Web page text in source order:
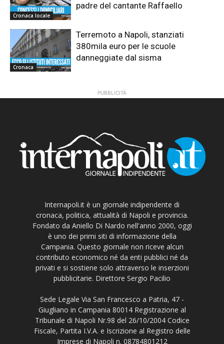
Cronaca locale
padre del cantante Raffaello
Cronaca
Terremoto a Napoli, stanziati
380mila euro per le scuole
danneggiate dal sisma
PUBBLICITÀ
Internapoli.it è un giornale indipendente di
cronaca, politica, attualità di Napoli e provincia.
Fondato da Aniello Di Nardo nell'anno 2000, oggi
è uno dei primi siti di informazione della
Campania. Questo giornale non riceve alcun
contributo economico né da enti pubblici né da
privati e si sostiene solo attraverso le inserzioni
pubblicitarie. Direttore Sergio Pacilio
Sede Legale Via San Francesco a Patria, 47 -
Giugliano in Campania 80014 Registrazione al
Tribunale di Napoli Nr.98 del 26/10/2004 Codice
Fiscale, Partita I.V.A. e Iscrizione al Registro delle
Imprese di Napoli n. 08784801212